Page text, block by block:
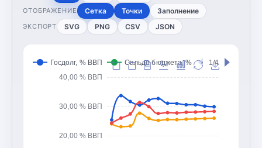
ОТОБРАЖЕНИЕ Сетка Точки Заполнение
ЭКСПОРТ SVG PNG CSV JSON
20,00 % ВВП
30,00 % ВВП
40,00 % ВВП
Госдолг, % ВВП Сальдо бюджета, % ВВП 1/4